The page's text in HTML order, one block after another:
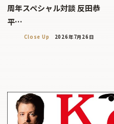
周年スペシャル対談 反田恭
平…
Close Up 2026年7月26日